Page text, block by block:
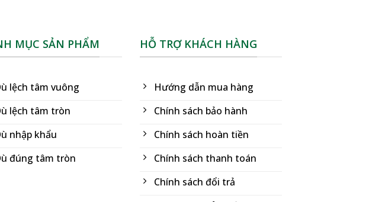
MỤC SẢN PHẨM
lệch tâm vuông
lệch tâm tròn
nhập khẩu
đúng tâm tròn
HỖ TRỢ KHÁCH HÀNG
Hướng dẫn mua hàng
Chính sách bảo hành
Chính sách hoàn tiền
Chính sách thanh toán
Chính sách đổi trả